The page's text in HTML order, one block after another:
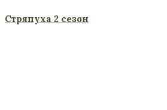
Стряпуха 2 сезон